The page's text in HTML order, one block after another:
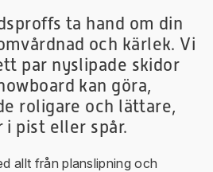
ta hand om din
och kärlek. Vi
par nyslipade skidor
kan göra,
roligare och lättare,
i pist eller spår.
allt från planslipning och